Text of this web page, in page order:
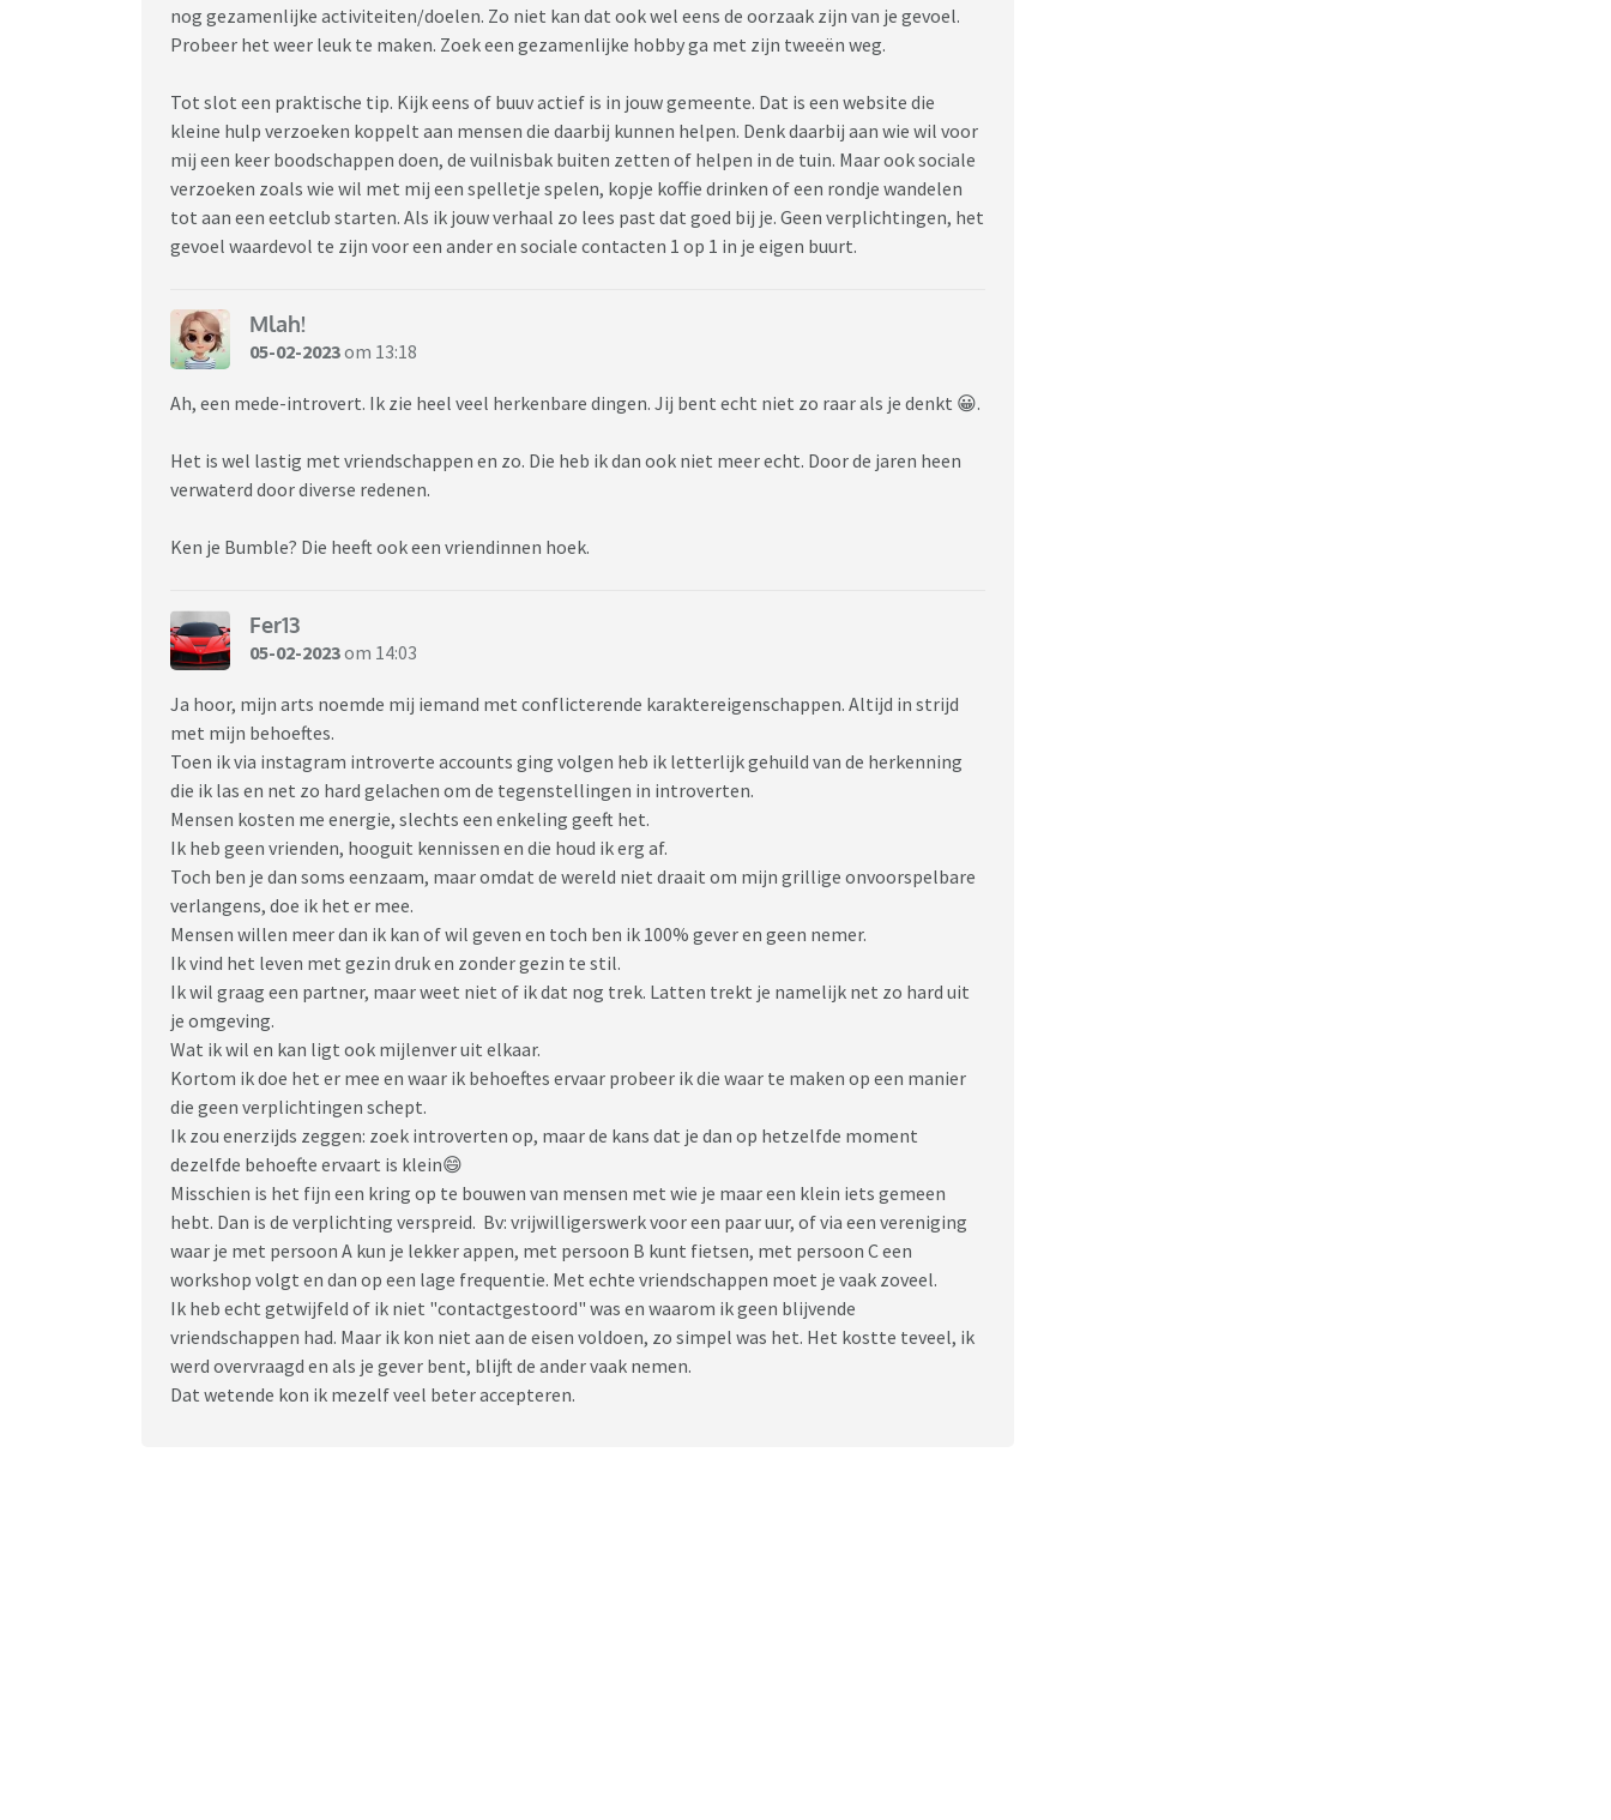
nog gezamenlijke activiteiten/doelen. Zo niet kan dat ook wel eens de oorzaak zijn van je gevoel.
Probeer het weer leuk te maken. Zoek een gezamenlijke hobby ga met zijn tweeën weg.
Tot slot een praktische tip. Kijk eens of buuv actief is in jouw gemeente. Dat is een website die
kleine hulp verzoeken koppelt aan mensen die daarbij kunnen helpen. Denk daarbij aan wie wil voor
mij een keer boodschappen doen, de vuilnisbak buiten zetten of helpen in de tuin. Maar ook sociale
verzoeken zoals wie wil met mij een spelletje spelen, kopje koffie drinken of een rondje wandelen
tot aan een eetclub starten. Als ik jouw verhaal zo lees past dat goed bij je. Geen verplichtingen, het
gevoel waardevol te zijn voor een ander en sociale contacten 1 op 1 in je eigen buurt.
Mlah!
05-02-2023om 13:18
Ah, een mede-introvert. Ik zie heel veel herkenbare dingen. Jij bent echt niet zo raar als je denkt 😀.
Het is wel lastig met vriendschappen en zo. Die heb ik dan ook niet meer echt. Door de jaren heen
verwaterd door diverse redenen.
Ken je Bumble? Die heeft ook een vriendinnen hoek.
Fer13
05-02-2023om 14:03
Ja hoor, mijn arts noemde mij iemand met conflicterende karaktereigenschappen. Altijd in strijd
met mijn behoeftes.
Toen ik via instagram introverte accounts ging volgen heb ik letterlijk gehuild van de herkenning
die ik las en net zo hard gelachen om de tegenstellingen in introverten.
Mensen kosten me energie, slechts een enkeling geeft het.
Ik heb geen vrienden, hooguit kennissen en die houd ik erg af.
Toch ben je dan soms eenzaam, maar omdat de wereld niet draait om mijn grillige onvoorspelbare
verlangens, doe ik het er mee.
Mensen willen meer dan ik kan of wil geven en toch ben ik 100% gever en geen nemer.
Ik vind het leven met gezin druk en zonder gezin te stil.
Ik wil graag een partner, maar weet niet of ik dat nog trek. Latten trekt je namelijk net zo hard uit
je omgeving.
Wat ik wil en kan ligt ook mijlenver uit elkaar.
Kortom ik doe het er mee en waar ik behoeftes ervaar probeer ik die waar te maken op een manier
die geen verplichtingen schept.
Ik zou enerzijds zeggen: zoek introverten op, maar de kans dat je dan op hetzelfde moment
dezelfde behoefte ervaart is klein😄
Misschien is het fijn een kring op te bouwen van mensen met wie je maar een klein iets gemeen
hebt. Dan is de verplichting verspreid. Bv: vrijwilligerswerk voor een paar uur, of via een vereniging
waar je met persoon A kun je lekker appen, met persoon B kunt fietsen, met persoon C een
workshop volgt en dan op een lage frequentie. Met echte vriendschappen moet je vaak zoveel.
Ik heb echt getwijfeld of ik niet "contactgestoord" was en waarom ik geen blijvende
vriendschappen had. Maar ik kon niet aan de eisen voldoen, zo simpel was het. Het kostte teveel, ik
werd overvraagd en als je gever bent, blijft de ander vaak nemen.
Dat wetende kon ik mezelf veel beter accepteren.